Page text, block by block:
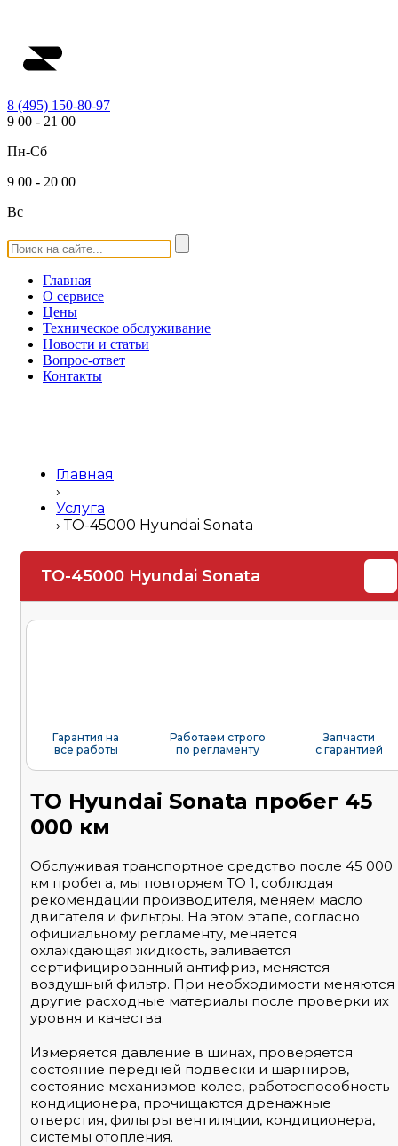
8 (495) 150-80-97
9 00 - 21 00
Пн-Сб
9 00 - 20 00
Вс
Главная
О сервисе
Цены
Техническое обслуживание
Новости и статьи
Вопрос-ответ
Контакты
Главная
›
Услуга
›ТО-45000 Hyundai Sonata
ТО-45000 Hyundai Sonata
Гарантия на
все работы
Работаем строго
по регламенту
Запчасти
с гарантией
ТО Hyundai Sonata пробег 45
000 км
Обслуживая транспортное средство после 45 000
км пробега, мы повторяем ТО 1, соблюдая
рекомендации производителя, меняем масло
двигателя и фильтры. На этом этапе, согласно
официальному регламенту, меняется
охлаждающая жидкость, заливается
сертифицированный антифриз, меняется
воздушный фильтр. При необходимости меняются
другие расходные материалы после проверки их
уровня и качества.
Измеряется давление в шинах, проверяется
состояние передней подвески и шарниров,
состояние механизмов колес, работоспособность
кондиционера, прочищаются дренажные
отверстия, фильтры вентиляции, кондиционера,
системы отопления.